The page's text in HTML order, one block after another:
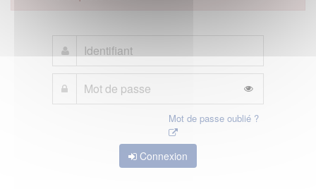
Mot de passe oublié ?
Connexion